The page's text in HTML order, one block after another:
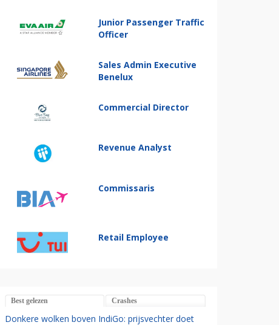
Junior Passenger Traffic
Officer
Sales Admin Executive
Benelux
Commercial Director
Revenue Analyst
Commissaris
Retail Employee
Best gelezen Crashes
Donkere wolken boven IndiGo: prijsvechter doet